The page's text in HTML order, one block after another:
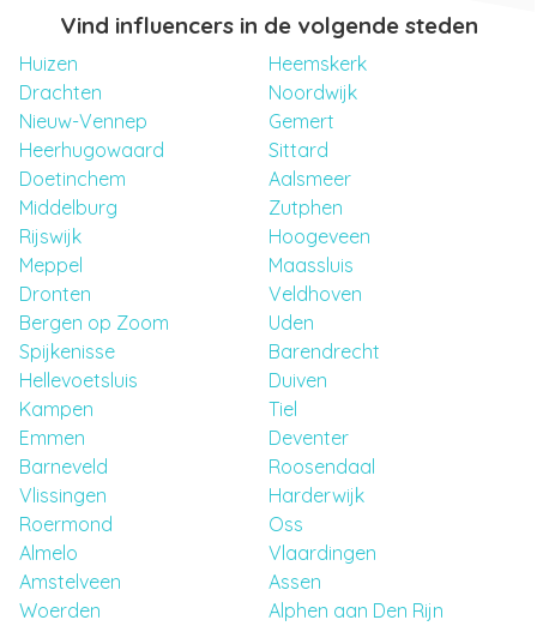
Vind influencers in de volgende steden
Huizen
Heemskerk
Drachten
Noordwijk
Nieuw-Vennep
Gemert
Heerhugowaard
Sittard
Doetinchem
Aalsmeer
Middelburg
Zutphen
Rijswijk
Hoogeveen
Meppel
Maassluis
Dronten
Veldhoven
Bergen op Zoom
Uden
Spijkenisse
Barendrecht
Hellevoetsluis
Duiven
Kampen
Tiel
Emmen
Deventer
Barneveld
Roosendaal
Vlissingen
Harderwijk
Roermond
Oss
Almelo
Vlaardingen
Amstelveen
Assen
Woerden
Alphen aan Den Rijn